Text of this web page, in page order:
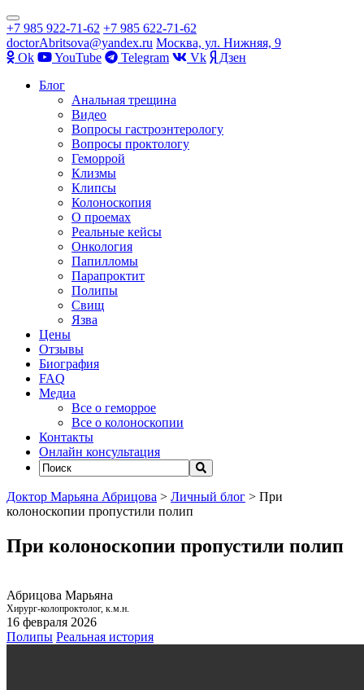
Показать/
Скрыть
навигацию
+7 985 922-71-62 +7 985 622-71-62
doctorAbritsova@yandex.ru Москва, ул. Нижняя, 9
Оk
YouTube Telegram Vk
Дзен
Перейти
содержимому
Блог
Анальная трещина
Видео
Вопросы гастроэнтерологу
Вопросы проктологу
Геморрой
Клизмы
Клипсы
Колоноскопия
О проемах
Реальные кейсы
Онкология
Папилломы
Парапроктит
Полипы
Свищ
Язва
Цены
Отзывы
Биография
FAQ
Медиа
Все о геморрое
Все о колоноскопии
Контакты
Онлайн консультация
Доктор Марьяна Абрицова > Личный блог > При
колоноскопии пропустили полип
При колоноскопии пропустили полип
Абрицова Марьяна
Хирург-колопроктолог, к.м.н.
16 февраля 2026
Полипы Реальная история